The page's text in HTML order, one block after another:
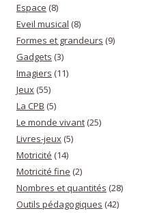
Espace (8)
Eveil musical (8)
Formes et grandeurs (9)
Gadgets (3)
Imagiers (11)
Jeux (55)
La CPB (5)
Le monde vivant (25)
Livres-jeux (5)
Motricité (14)
Motricité fine (2)
Nombres et quantités (28)
Outils pédagogiques (42)